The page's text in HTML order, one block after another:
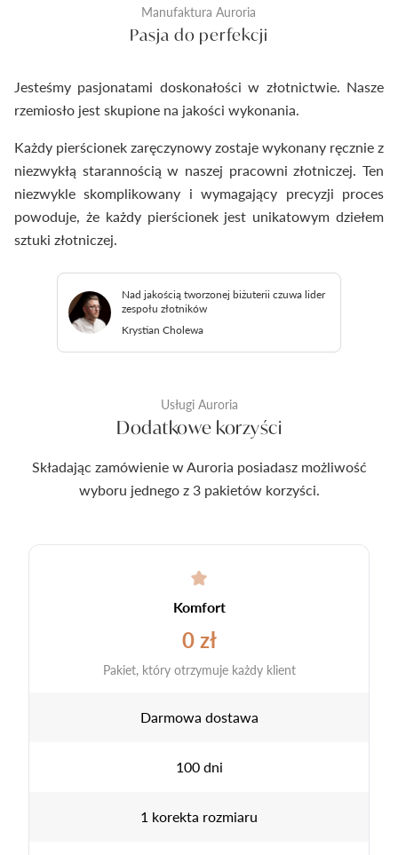
Manufaktura Auroria
Pasja do perfekcji
Jesteśmy pasjonatami doskonałości w złotnictwie. Nasze
rzemiosło jest skupione na jakości wykonania.
Każdy pierścionek zaręczynowy zostaje wykonany ręcznie z
niezwykłą starannością w naszej pracowni złotniczej. Ten
niezwykle skomplikowany i wymagający precyzji proces
powoduje, że każdy pierścionek jest unikatowym dziełem
sztuki złotniczej.
Nad jakością tworzonej biżuterii czuwa lider
zespołu złotników
Krystian Cholewa
Usługi Auroria
Dodatkowe korzyści
Składając zamówienie w Auroria posiadasz możliwość
wyboru jednego z 3 pakietów korzyści.
Komfort
0 zł
Pakiet, który otrzymuje każdy klient
Darmowa dostawa
100 dni
1 korekta rozmiaru